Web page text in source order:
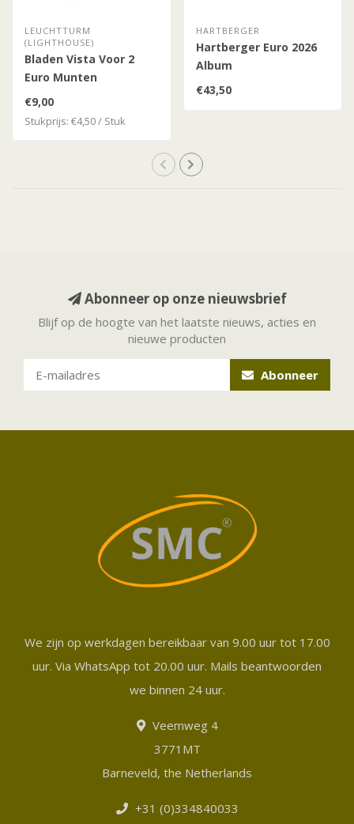
LEUCHTTURM
(LIGHTHOUSE)
Bladen Vista Voor 2
Euro Munten
€9,00
Stukprijs: €4,50 / Stuk
HARTBERGER
Hartberger Euro 2026
Album
€43,50
Abonneer op onze nieuwsbrief
Blijf op de hoogte van het laatste nieuws, acties en
nieuwe producten
Abonneer
We zijn op werkdagen bereikbaar van 9.00 uur tot 17.00
uur. Via WhatsApp tot 20.00 uur. Mails beantwoorden
we binnen 24 uur.
Veemweg 4
3771MT
Barneveld, the Netherlands
+31 (0)334840033